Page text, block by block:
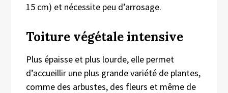
15 cm) et nécessite peu d’arrosage.
Toiture végétale intensive
Plus épaisse et plus lourde, elle permet
d’accueillir une plus grande variété de plantes,
comme des arbustes, des fleurs et même de